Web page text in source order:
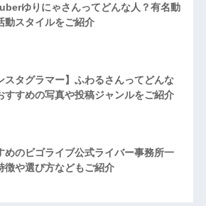
ゆりにゃさんってどんな⼈？有名動
動スタイルをご紹介
スタグラマー】ふわるさんってどんな
すすめの写真や投稿ジャンルをご紹介
めのビゴライブ公式ライバー事務所一
徴や選び方などもご紹介